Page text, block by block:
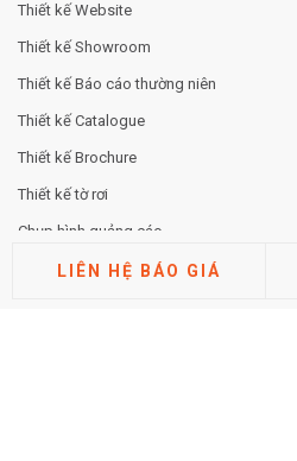
Thiết kế Website
Thiết kế Showroom
Thiết kế Báo cáo thường niên
Thiết kế Catalogue
Thiết kế Brochure
Thiết kế tờ rơi
Chụp hình quảng cáo
TƯ VẤN THƯƠNG HIỆU
LIÊN HỆ BÁO GIÁ